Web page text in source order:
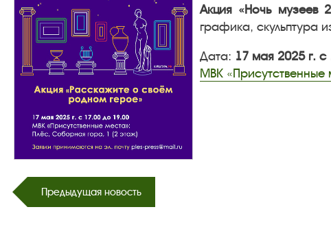
Акция «Ночь музеев
графика, скульптура
Дата: 17 мая 2025 г.
МВК
Предыдущая новость